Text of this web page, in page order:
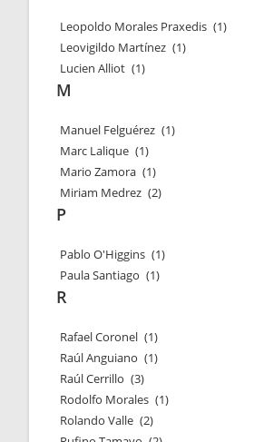
Leopoldo Morales Praxedis (1)
Leovigildo Martínez (1)
Lucien Alliot (1)
M
Manuel Felguérez (1)
Marc Lalique (1)
Mario Zamora (1)
Miriam Medrez (2)
P
Pablo O'Higgins (1)
Paula Santiago (1)
R
Rafael Coronel (1)
Raúl Anguiano (1)
Raúl Cerrillo (3)
Rodolfo Morales (1)
Rolando Valle (2)